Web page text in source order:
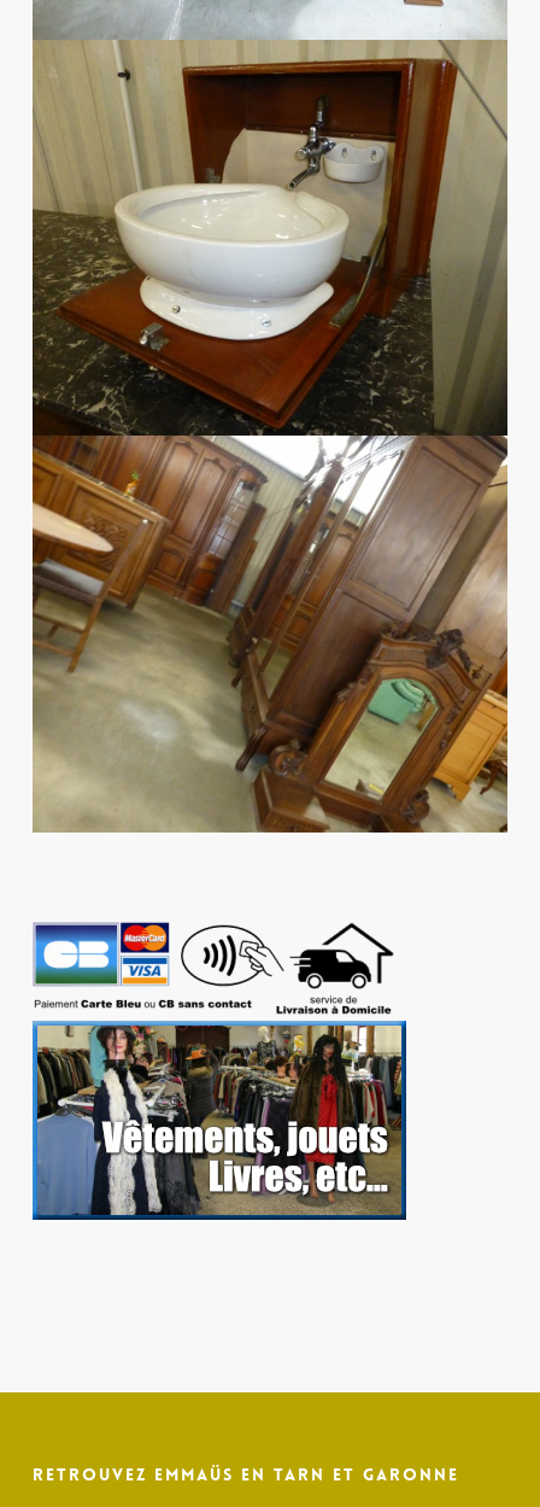
Retrouvez Emmaüs en Tarn et Garonne